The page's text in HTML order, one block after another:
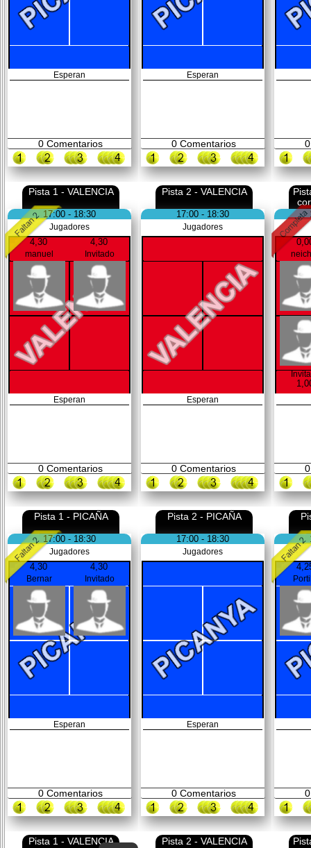
Esperan
0Comentarios
Esperan
0Comentarios 0
Pista 1 - VALENCIA
17:00 - 18:30
Jugadores
4,30
manuel
4,30
Invitado
Esperan
0Comentarios
Pista 2 - VALENCIA
17:00 - 18:30
Jugadores
Esperan
0Comentarios 0
Pista 1 - PICAÑA
17:00 - 18:30
Jugadores
4,30
Bernar
4,30
Invitado
Esperan
0Comentarios
Pista 2 - PICAÑA
17:00 - 18:30
Jugadores
Esperan
0Comentarios 0
Pista 1 - VALENCIA Pista 2 - VALENCIA